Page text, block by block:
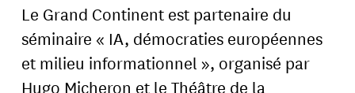
Le Grand Continent est partenaire du
séminaire « IA, démocraties européennes
et milieu informationnel », organisé par
Hugo Micheron et le Théâtre de la